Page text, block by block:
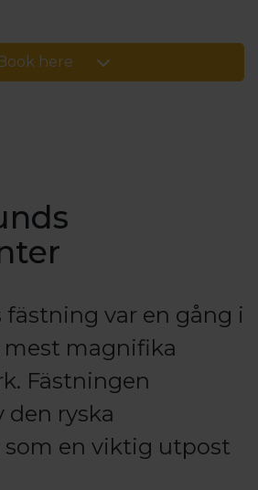
here
fästning var en gång i
magnifika
Fästningen
den ryska
en viktig utpost